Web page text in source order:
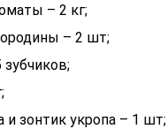
– 2 кг;
– 2 шт;
и зонтик укропа – 1 шт;